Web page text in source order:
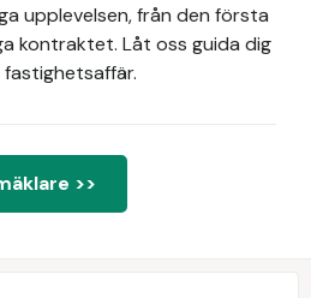
upplevelsen, från den första
kontraktet. Låt oss guida dig
>>